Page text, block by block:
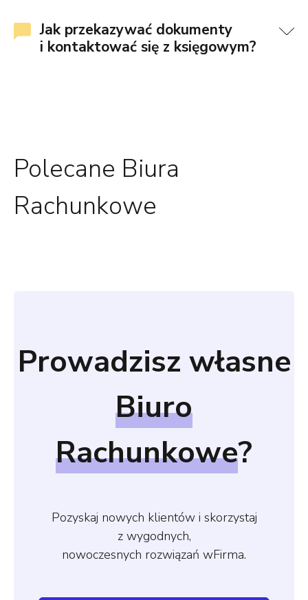
Jak przekazywać dokumenty
i kontaktować się z księgowym?
Polecane Biura
Rachunkowe
Prowadzisz własne
Biuro
Rachunkowe?
Pozyskaj nowych klientów i skorzystaj
z wygodnych,
nowoczesnych rozwiązań wFirma.